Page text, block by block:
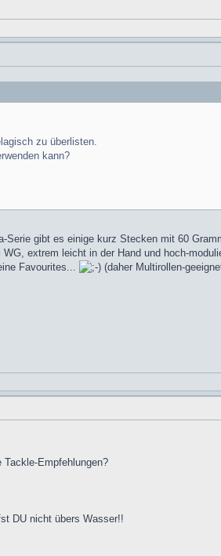
zu überlisten.
kann?
Serie gibt es einige kurz Stecken mit 60
extrem leicht in der Hand und hoch-
Favourites...
(daher Multirollen-
Empfehlungen?
DU nicht übers Wasser!!